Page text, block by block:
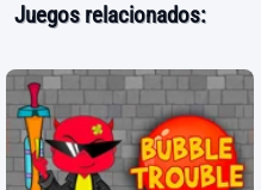
Juegos relacionados: